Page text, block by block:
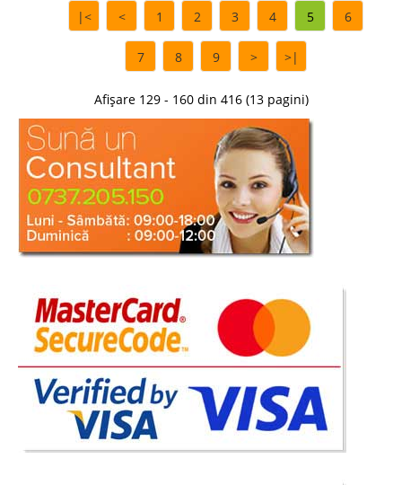
Birou pt. dormitor fete Roz Pudra
prafuit Elegance
Birou Elegance pentru camera fetelor Roz Pudra cu alb ivory ⭐ Oferta de
pret – Importator Oficial Romania Pretul afisat initial este pret birou roz
pudra Elegance varianta 1, fara unitatea superioara sau alte accesorii.
Selectati optiunile dorite si preturile se vo..
1.979 Lei
Pret Redus 1.277 Lei
In Stoc
Vezi Detalii
Adauga la Favorite
|< < 1 2 3 4 5 6
7 8 9 > >|
Afișare 129 - 160 din 416 (13 pagini)